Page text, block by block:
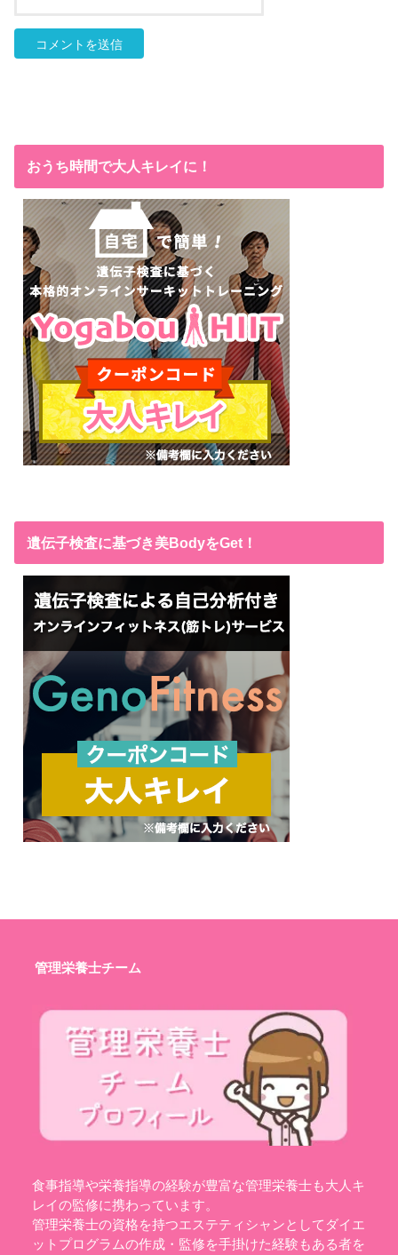
おうち時間で大人キレイに！
遺伝子検査に基づき美BodyをGet！
管理栄養士チーム
食事指導や栄養指導の経験が豊富な管理栄養士も大人キ
レイの監修に携わっています。
管理栄養士の資格を持つエステティシャンとしてダイエ
ットプログラムの作成・監修を手掛けた経験もある者を